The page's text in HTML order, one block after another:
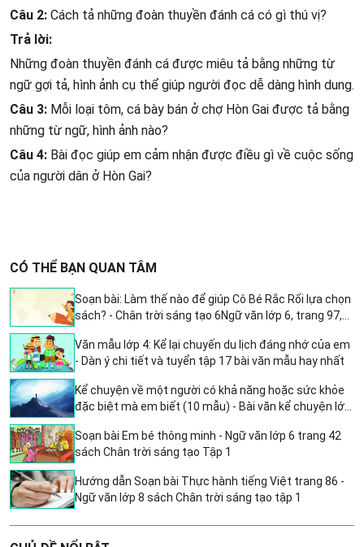
Câu 2: Cách tả những đoàn thuyền đánh cá có gì thú vị?
Trả lời:
Những đoàn thuyền đánh cá được miêu tả bằng những từ
ngữ gợi tả, hình ảnh cụ thể giúp người đọc dễ dàng hình dung.
Câu 3: Mỗi loại tôm, cá bày bán ở chợ Hòn Gai được tả bằng
những từ ngữ, hình ảnh nào?
Câu 4: Bài đọc giúp em cảm nhận được điều gì về cuộc sống
của người dân ở Hòn Gai?
CÓ THỂ BẠN QUAN TÂM
Soạn bài: Làm thế nào để giúp Cô Bé Rắc Rối lựa chọn
sách? - Chân trời sáng tạo 6Ngữ văn lớp 6, trang 97,
Văn mẫu lớp 4: Kể lại chuyến du lịch đáng nhớ của em
- Dàn ý chi tiết và tuyển tập 17 bài văn mẫu hay nhất
Kể chuyện về một người có khả năng hoặc sức khỏe
đặc biệt mà em biết (10 mẫu) - Bài văn kể chuyện lớp
Soạn bài Em bé thông minh - Ngữ văn lớp 6 trang 42
sách Chân trời sáng tạo Tập 1
Hướng dẫn Soạn bài Thực hành tiếng Việt trang 86 -
Ngữ văn lớp 8 sách Chân trời sáng tạo tập 1